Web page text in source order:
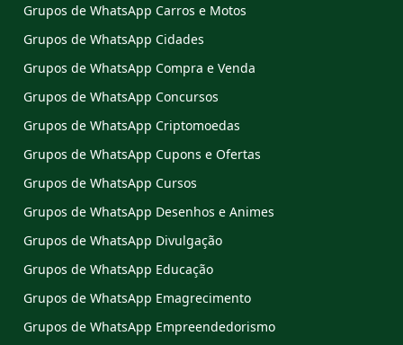
Grupos de WhatsApp Carros e Motos
Grupos de WhatsApp Cidades
Grupos de WhatsApp Compra e Venda
Grupos de WhatsApp Concursos
Grupos de WhatsApp Criptomoedas
Grupos de WhatsApp Cupons e Ofertas
Grupos de WhatsApp Cursos
Grupos de WhatsApp Desenhos e Animes
Grupos de WhatsApp Divulgação
Grupos de WhatsApp Educação
Grupos de WhatsApp Emagrecimento
Grupos de WhatsApp Empreendedorismo